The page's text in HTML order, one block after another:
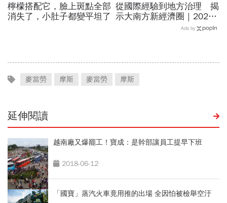
檸檬搭配它，臉上斑點全部
消失了，小肚子都變平坦了
從國際經驗到地方治理 揭
示大南方新經濟圈｜2026
均衡臺灣週 系列報導
Ads by
麥當勞 摩斯 麥當勞 摩斯
延伸閱讀
越南廠又爆罷工！寶成：是幹部讓員工提早下班
2018-06-12
「國寶」蒸汽火車竟用推的出場 全因怕被檢舉空汙